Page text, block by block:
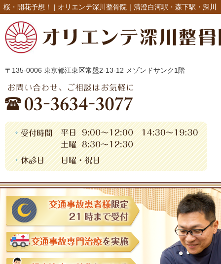
桜・開花予想！ | オリエンテ深川整骨院｜清澄白河駅・森下駅・深川
〒135-0006 東京都江東区常盤2-13-12 メゾンドサンク1階